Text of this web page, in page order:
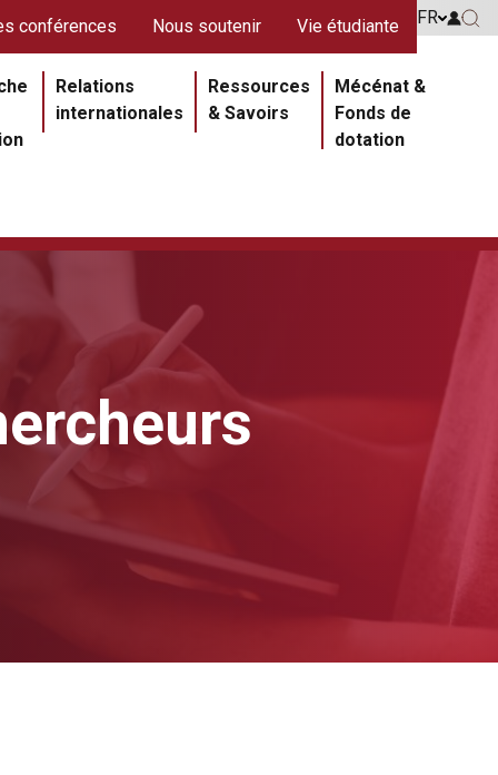
Relations
internationales
Ressources
& Savoirs
Mécénat &
Fonds de
dotation
rouges
conférences Nous soutenir Vie étudiante FR Go to
Go